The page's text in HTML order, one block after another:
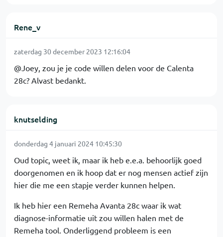
Rene_v
zaterdag 30 december 2023 12:16:04
@Joey, zou je je code willen delen voor de Calenta
28c? Alvast bedankt.
knutselding
donderdag 4 januari 2024 10:45:30
Oud topic, weet ik, maar ik heb e.e.a. behoorlijk goed
doorgenomen en ik hoop dat er nog mensen actief zijn
hier die me een stapje verder kunnen helpen.
Ik heb hier een Remeha Avanta 28c waar ik wat
diagnose-informatie uit zou willen halen met de
Remeha tool. Onderliggend probleem is een